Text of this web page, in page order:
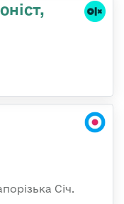
Січ.